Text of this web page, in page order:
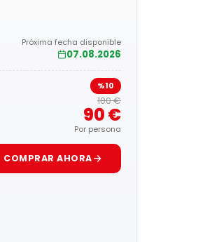
Próxima fecha disponible
07.08.2026
%10
100 €
90 €
Por persona
COMPRAR AHORA